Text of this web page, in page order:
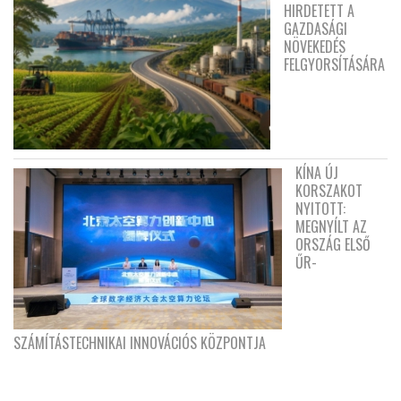
HIRDETETT A
GAZDASÁGI
NÖVEKEDÉS
FELGYORSÍTÁSÁRA
KÍNA ÚJ
KORSZAKOT
NYITOTT:
MEGNYÍLT AZ
ORSZÁG ELSŐ
ŰR-
SZÁMÍTÁSTECHNIKAI INNOVÁCIÓS KÖZPONTJA